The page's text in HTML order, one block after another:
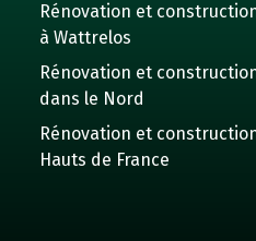
Rénovation et
à Wattrelos
Rénovation et
dans le Nord
Rénovation et
Hauts de France